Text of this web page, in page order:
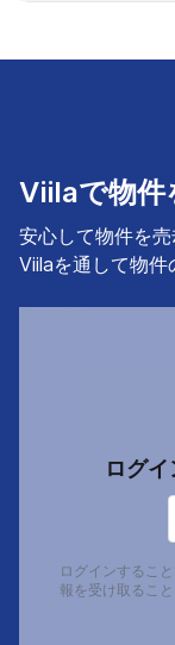
Viilaで物件
安心して物件を
Viilaを通して物件
ログ
ログインすること
報を受け取ること